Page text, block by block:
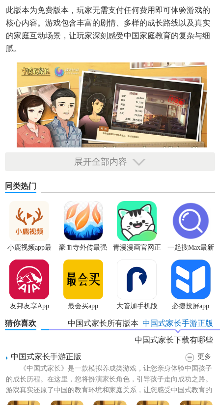
此版本为免费版本，玩家无需支付任何费用即可体验游戏的
核心内容。游戏包含丰富的剧情、多样的成长路线以及真实
的家庭互动场景，让玩家深刻感受中国家庭教育的复杂与细
腻。
【中国式家长免费版技巧】
1. 时间管理：合理规划孩子的学习与休息时间，避免过度劳
累或过度放松。
2. 兴趣培养：根据孩子的兴趣和天赋选择适合的兴趣班，有
助于提升孩子的综合能力和幸福感。
3. 亲子互动：多参与家庭活动，增进亲子关系，提高孩子的
情感依赖和信任感。
【中国式家长免费版亮点】
1. 真实模拟：游戏场景和事件设计贴近现实生活，让玩家有
2. 自由成长：提供多种成长路径和选择，玩家可以根据个人
喜好进行定制。
3. 教育意义：游戏蕴含丰富的家庭教育理念，有助于玩家反
展开全部内容
同类热门
小鹿视频app最
新版
豪血寺外传最强
传说无限血版
青漫漫画官网正
一起搜Max最新
版
友邦友享App 最会买app 大管加手机版 必捷投屏app
猜你喜欢 中国式家长手游正版
中国式家长所有版本
中国式家长下载有哪些
中国式家长手游正版
更多
《中国式家长》是一款模拟养成类游戏，让您亲身体验中国孩子
的成长历程。在这里，您将扮演家长角色，引导孩子走向成功之路。
游戏真实还原了中国的教育环境和家庭关系，让您感受中国式教育的
独特魅力。下载正版手游，...